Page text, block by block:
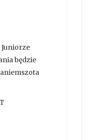
Juniorze
będzie